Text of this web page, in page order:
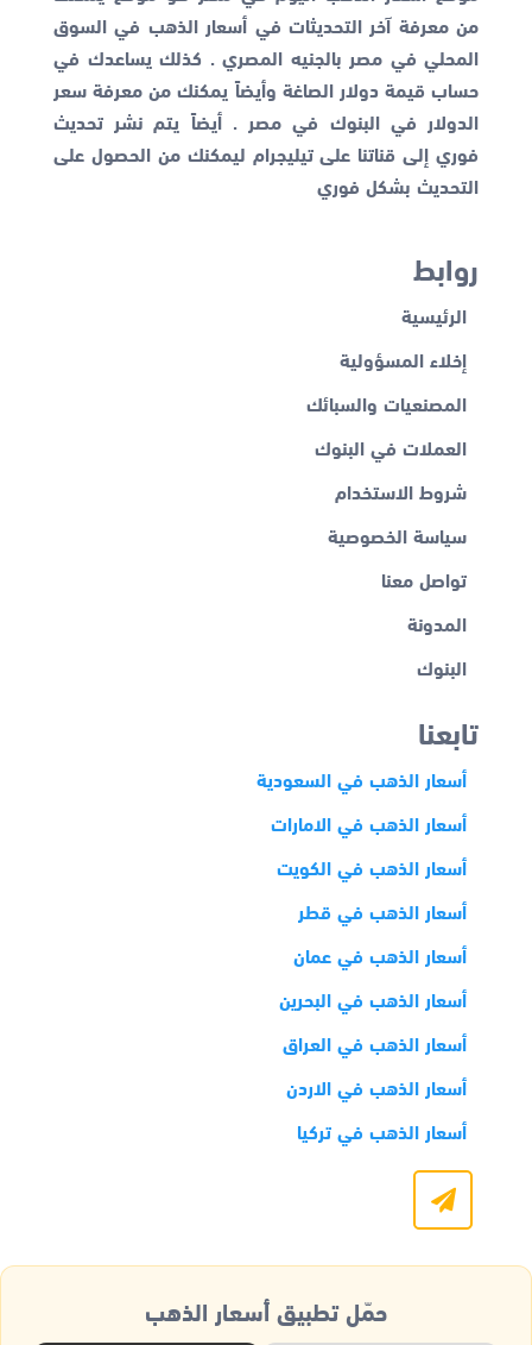
من معرفة آخر التحديثات في أسعار الذهب في السوق
المحلي في مصر بالجنيه المصري . كذلك يساعدك في
حساب قيمة دولار الصاغة وأيضاً يمكنك من معرفة سعر
الدولار في البنوك في مصر . أيضاً يتم نشر تحديث
فوري إلى قناتنا على تيليجرام ليمكنك من الحصول على
التحديث بشكل فوري
روابط
الرئيسية
إخلاء المسؤولية
المصنعيات والسبائك
العملات في البنوك
شروط الاستخدام
سياسة الخصوصية
تواصل معنا
المدونة
البنوك
تابعنا
أسعار الذهب في السعودية
أسعار الذهب في الامارات
أسعار الذهب في الكويت
أسعار الذهب في قطر
أسعار الذهب في عمان
أسعار الذهب في البحرين
أسعار الذهب في العراق
أسعار الذهب في الاردن
أسعار الذهب في تركيا
حمّل تطبيق أسعار الذهب